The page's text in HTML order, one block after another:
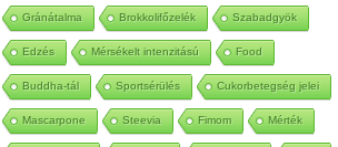
Szeretet Barátok Vacsora Hipoglikémia
Gránátalma Brokkolifőzelék Szabadgyök
Edzés Mérsékelt intenzitású Food
Buddha-tál Sportsérülés Cukorbetegség jelei